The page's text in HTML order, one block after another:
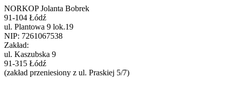
NORKOP Jolanta Bobrek
91-104 Łódź
ul. Plantowa 9 lok.19
NIP: 7261067538
Zakład:
ul. Kaszubska 9
91-315 Łódź
(zakład przeniesiony z ul. Praskiej 5/7)